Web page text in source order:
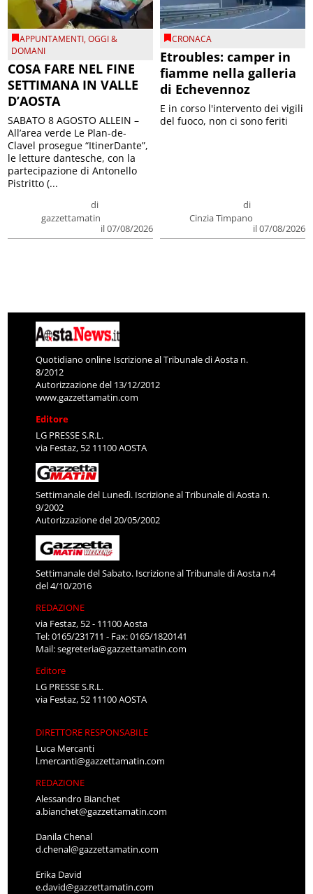
APPUNTAMENTI,OGGI &
DOMANI
COSA FARE NEL FINE
SETTIMANA IN VALLE
D’AOSTA
di
gazzettamatin
il 07/08/2026
SABATO 8 AGOSTO ALLEIN –
All’area verde Le Plan-de-
Clavel prosegue “ItinerDante”,
le letture dantesche, con la
partecipazione di Antonello
Pistritto (...
CRONACA
Etroubles: camper in
fiamme nella galleria
di Echevennoz
di
Cinzia Timpano
il 07/08/2026
E in corso l'intervento dei vigili
del fuoco, non ci sono feriti
Quotidiano online Iscrizione al Tribunale di Aosta n.
8/2012
Autorizzazione del 13/12/2012
www.gazzettamatin.com
Editore
LG PRESSE S.R.L.
via Festaz, 52 11100 AOSTA
Settimanale del Lunedì. Iscrizione al Tribunale di Aosta n.
9/2002
Autorizzazione del 20/05/2002
Settimanale del Sabato. Iscrizione al Tribunale di Aosta n.4
del 4/10/2016
REDAZIONE
via Festaz, 52 - 11100 Aosta
Tel: 0165/231711 - Fax: 0165/1820141
Mail:segreteria@gazzettamatin.com
Editore
LG PRESSE S.R.L.
via Festaz, 52 11100 AOSTA
DIRETTORE RESPONSABILE
Luca Mercanti
l.mercanti@gazzettamatin.com
REDAZIONE
Alessandro Bianchet
a.bianchet@gazzettamatin.com
Danila Chenal
d.chenal@gazzettamatin.com
Erika David
e.david@gazzettamatin.com